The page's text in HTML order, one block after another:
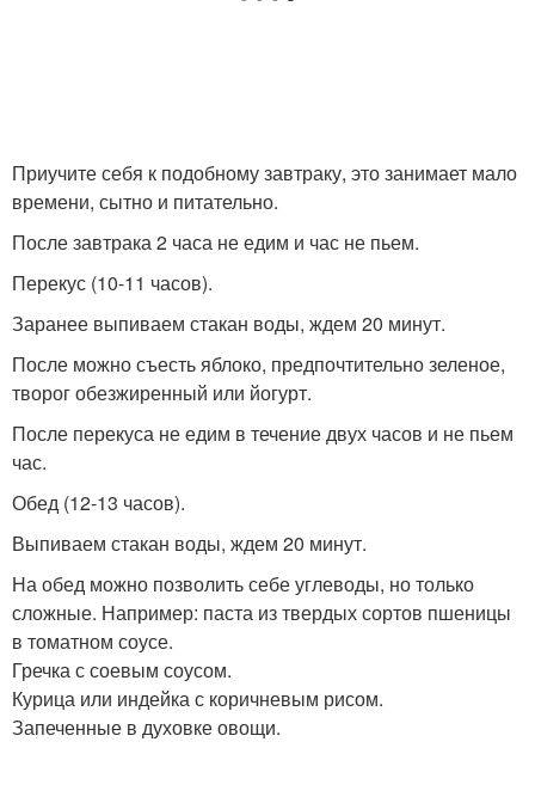
Приучите себя к подобному завтраку, это занимает мало
времени, сытно и питательно.
После завтрака 2 часа не едим и час не пьем.
Перекус (10-11 часов).
Заранее выпиваем стакан воды, ждем 20 минут.
После можно съесть яблоко, предпочтительно зеленое,
творог обезжиренный или йогурт.
После перекуса не едим в течение двух часов и не пьем
час.
Обед (12-13 часов).
Выпиваем стакан воды, ждем 20 минут.
На обед можно позволить себе углеводы, но только
сложные. Например: паста из твердых сортов пшеницы
в томатном соусе.
Гречка с соевым соусом.
Курица или индейка с коричневым рисом.
Запеченные в духовке овощи.